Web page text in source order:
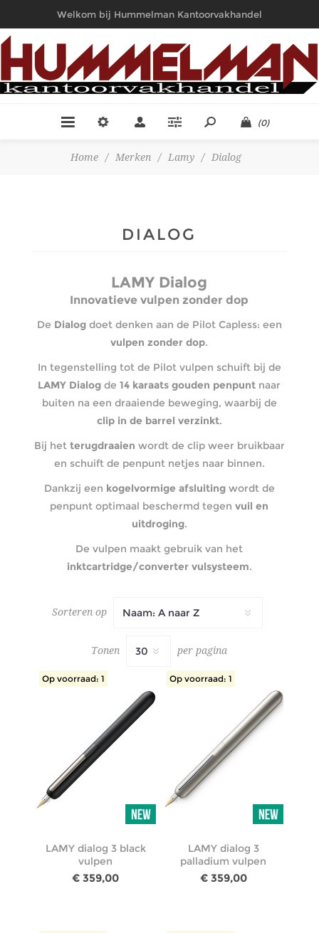
Welkom bij Hummelman Kantoorvakhandel
(0)
Home / Merken / Lamy / Dialog
DIALOG
LAMY Dialog
Innovatieve vulpen zonder dop
De Dialog doet denken aan de Pilot Capless: een
vulpen zonder dop.
In tegenstelling tot de Pilot vulpen schuift bij de
LAMY Dialogde14 karaats gouden penpunt naar
buiten na een draaiende beweging, waarbij de
clip in de barrel verzinkt.
Bij het terugdraaien wordt de clip weer bruikbaar
en schuift de penpunt netjes naar binnen.
Dankzij een kogelvormige afsluitingwordt de
penpunt optimaal beschermd tegenvuil en
uitdroging.
De vulpen maakt gebruik van het
inktcartridge/converter vulsysteem.
Sorteren op
Tonen per pagina
Op voorraad: 1
LAMY dialog 3 black
vulpen
€ 359,00
Op voorraad: 1
LAMY dialog 3
palladium vulpen
€ 359,00